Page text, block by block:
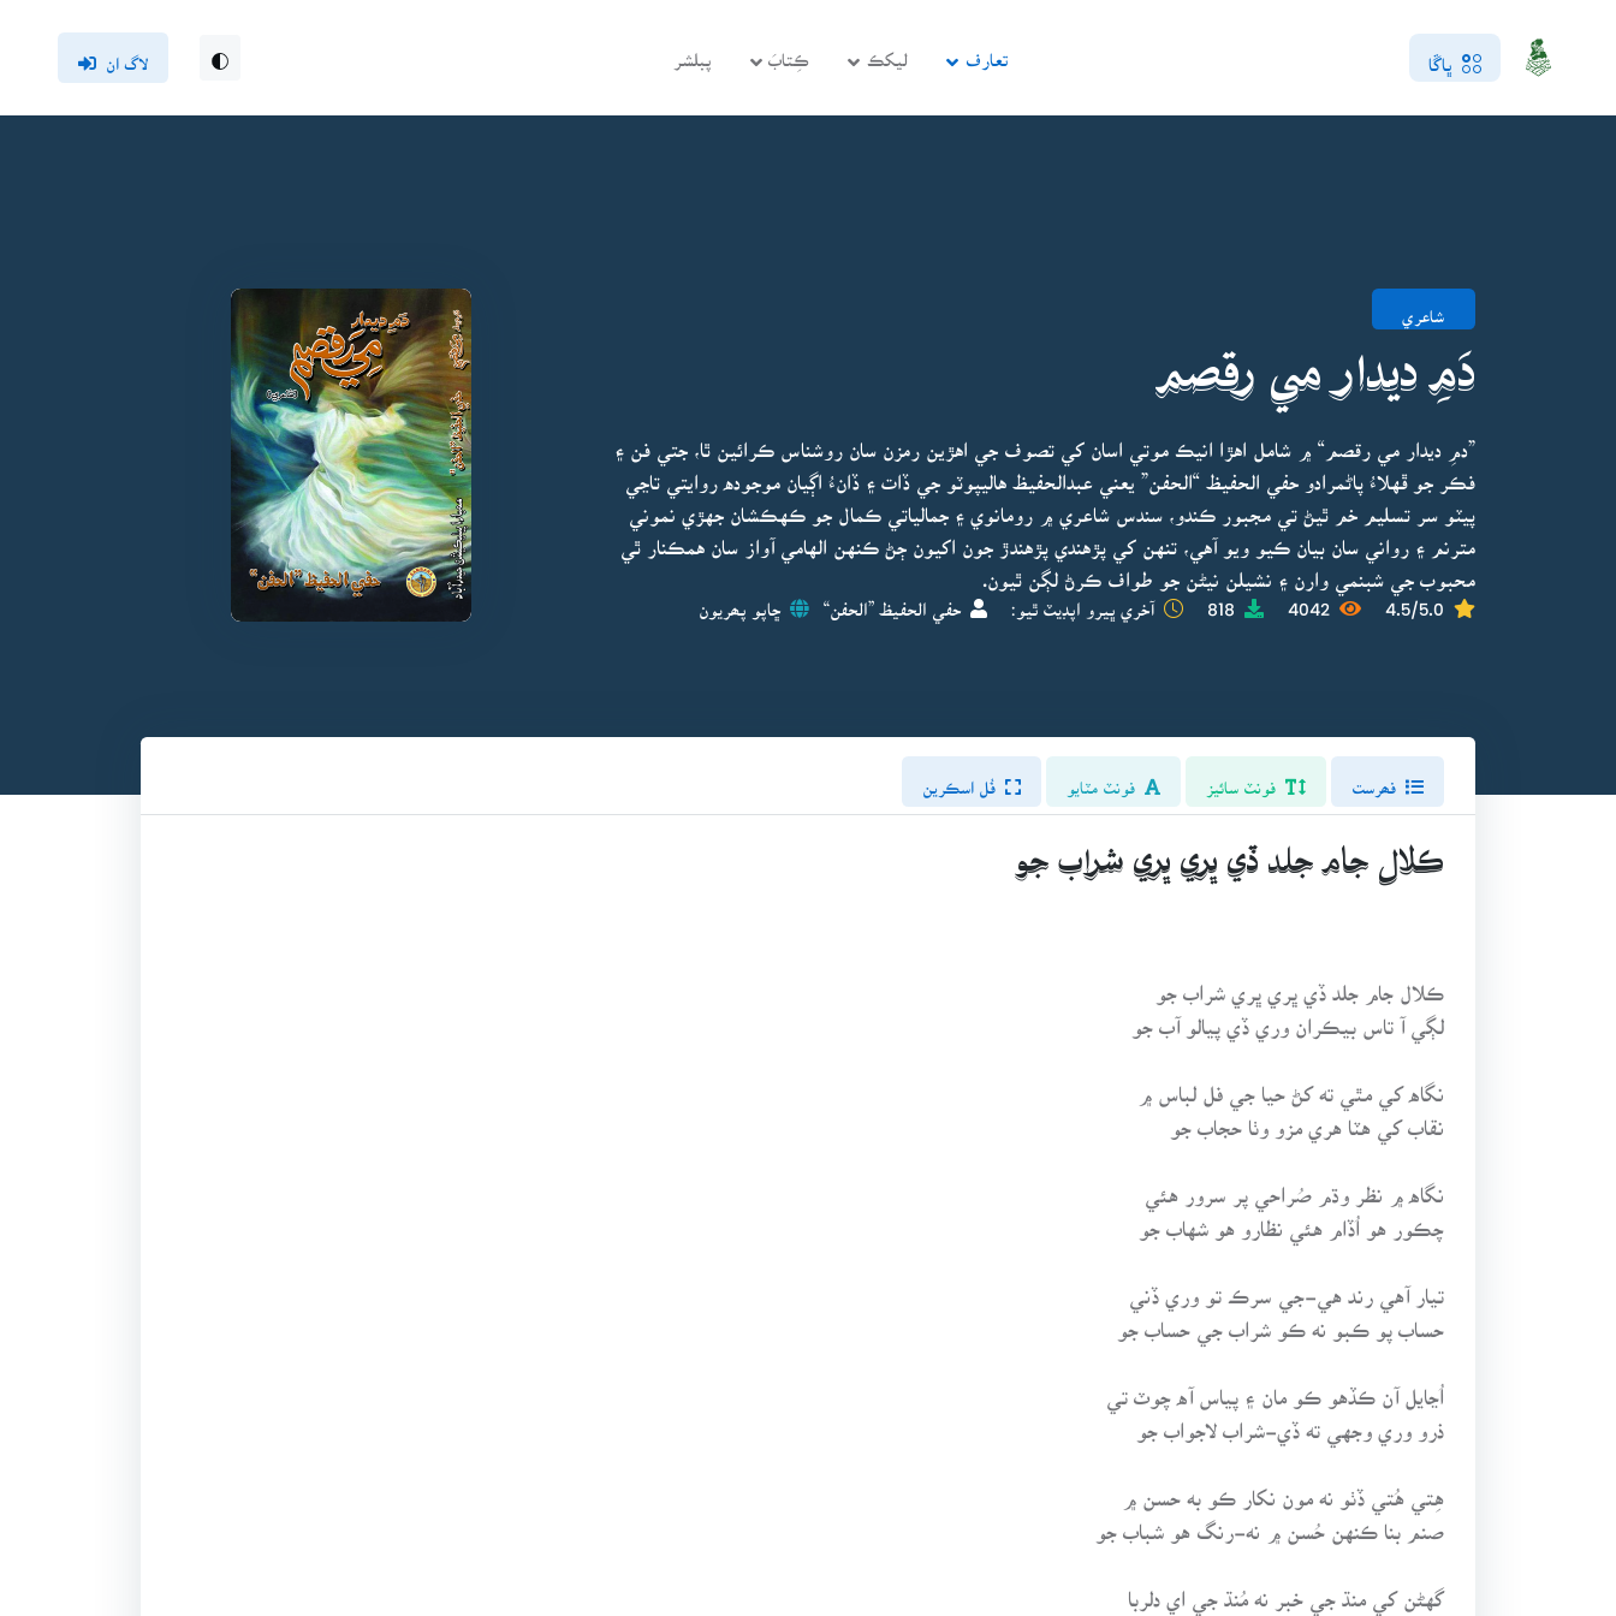
ڀاڱا تعارف ليکڪ ڪِتابَ پبلشر لاگ ان
شاعري
دَمِ ديدار مي رقصم
”دمِ ديدار مي رقصم“ ۾ شامل اهڙا انيڪ موتي اسان کي تصوف جي اهڙين رمزن سان روشناس ڪرائين ٿا، جتي فن ۽
فڪر جو ڦهلاءُ پاڻمرادو حفي الحفيظ “الحفن” يعني عبدالحفيظ هاليپوٽو جي ڏات ۽ ڏانءُ اڳيان موجوده روايتي تاڃي
پيٽو سر تسليم خم ٿيڻ تي مجبور ڪندو، سندس شاعري ۾ رومانوي ۽ جمالياتي ڪمال جو ڪهڪشان جهڙي نموني
مترنم ۽ رواني سان بيان ڪيو ويو آهي، تنهن کي پڙهندي پڙهندڙ جون اکيون ڄڻ ڪنهن الهامي آواز سان همڪنار ٿي
محبوب جي شبنمي وارن ۽ نشيلن نيڻن جو طواف ڪرڻ لڳن ٿيون.
4.5/5.0
4042
818 آخري ڀيرو اپڊيٽ ٿيو: حفي الحفيظ ”الحفن“ ڇاپو پھريون
فُل اسڪرين
ڪلال جام جلد ڏي ڀري ڀري شراب جو
ڪلال جام جلد ڏي ڀري ڀري شراب جو
لڳي آ تاس بيڪران وري ڏي پيالو آب جو
نگاه کي مٿي ته کڻ حيا جي فل لباس ۾
نقاب کي هٽا هري مزو وٺا حجاب جو
نگاه ۾ نظر وڌم صُراحي پر سرور هئي
چڪور هو اُڏام هئي نظارو هو شهاب جو
تيار آهي رند هي-جي سرڪ تو وري ڏني
حساب پو ڪبو نه ڪو شراب جي حساب جو
اُڃايل آن ڪڏهو ڪو مان ۽ پياس آه چوٽ تي
ذرو وري وجهي ته ڏي-شراب لاجواب جو
هِتي هُتي ڏٺو نه مون نکار ڪو به حسن ۾
صنم بنا ڪنهن حُسن ۾ نه-رنگ هو شباب جو
گهڻن کي منڌ جي خبر نه مُنڌ جي اي دلربا